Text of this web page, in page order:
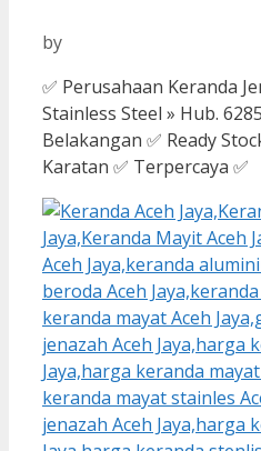
by
✅ Perusahaan Keranda
Stainless Steel » Hub.
Belakangan ✅ Ready
Karatan ✅ Terpercaya ✅